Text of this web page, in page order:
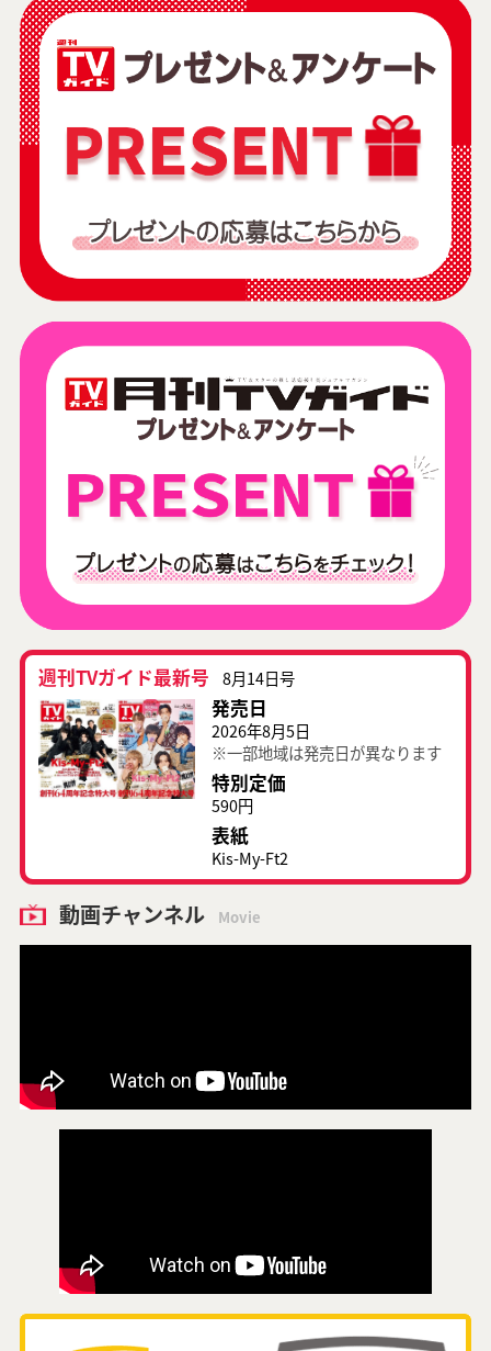
週刊TVガイド最新号 8月14日号
発売日
2026年8月5日
※一部地域は発売日が異なります
特別定価
590円
表紙
Kis-My-Ft2
動画チャンネル Movie